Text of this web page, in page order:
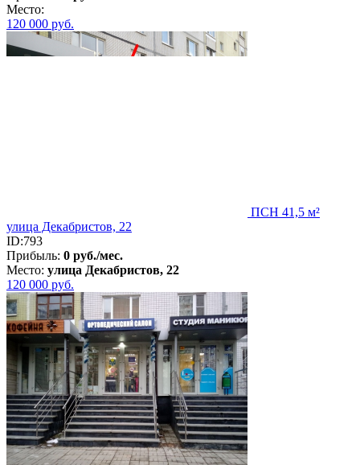
Место:
120 000 руб.
ПСН 41,5 м²
улица Декабристов, 22
ID:793
Прибыль: 0 руб./мес.
Место: улица Декабристов, 22
120 000 руб.